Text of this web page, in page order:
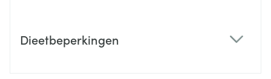
Dieetbeperkingen